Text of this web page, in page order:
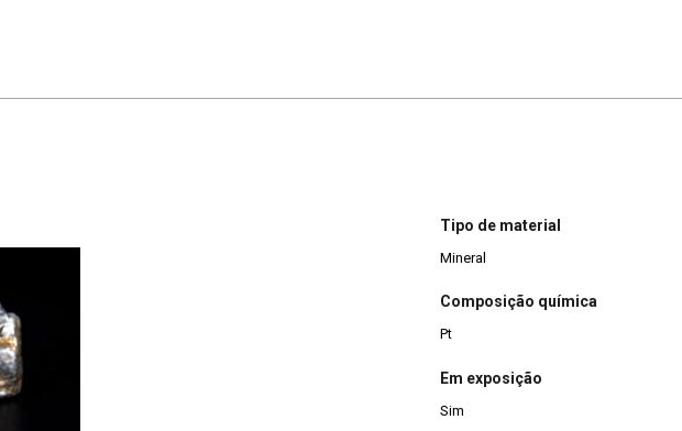
Tipo de material
Mineral
Composição química
Pt
Em exposição
Sim